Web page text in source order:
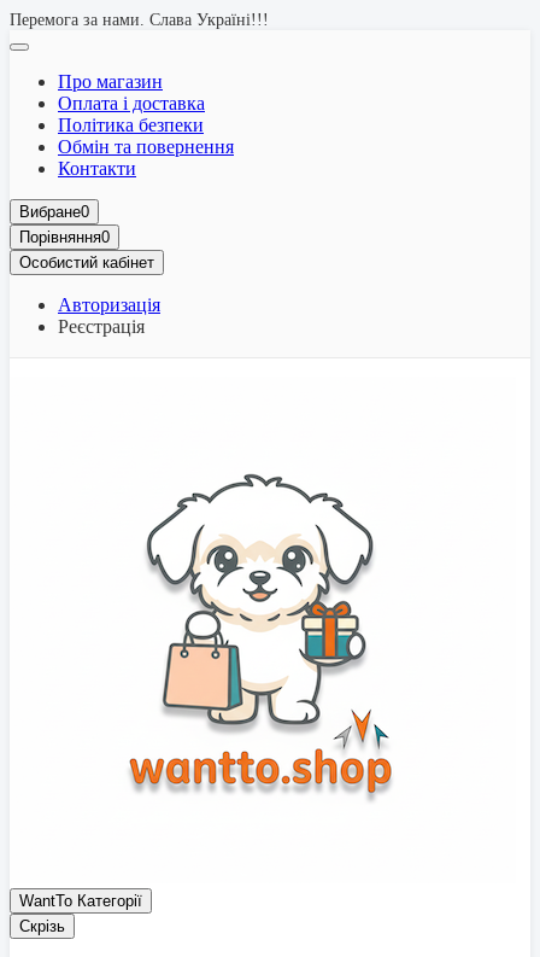
Перемога за нами. Слава Україні!!!
Про магазин
Оплата і доставка
Політика безпеки
Обмін та повернення
Контакти
Вибране0
Порівняння0
Особистий кабінет
Авторизація
Реєстрація
WantTo Категорії
Скрізь